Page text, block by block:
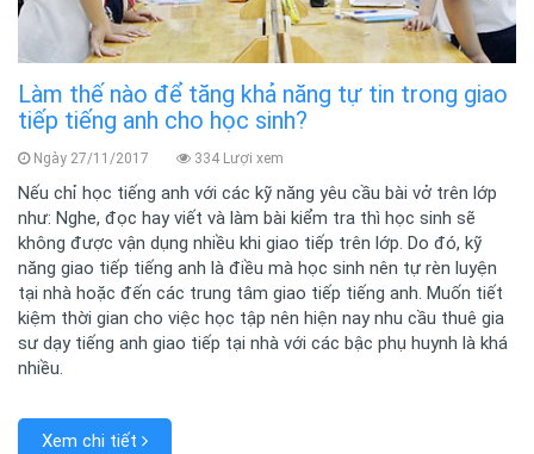
Làm thế nào để tăng khả năng tự tin trong giao
tiếp tiếng anh cho học sinh?
Ngày 27/11/2017 334 Lượi xem
Nếu chỉ học tiếng anh với các kỹ năng yêu cầu bài vở trên lớp
như: Nghe, đọc hay viết và làm bài kiểm tra thì học sinh sẽ
không được vận dụng nhiều khi giao tiếp trên lớp. Do đó, kỹ
năng giao tiếp tiếng anh là điều mà học sinh nên tự rèn luyện
tại nhà hoặc đến các trung tâm giao tiếp tiếng anh. Muốn tiết
kiệm thời gian cho việc học tập nên hiện nay nhu cầu thuê gia
sư dạy tiếng anh giao tiếp tại nhà với các bậc phụ huynh là khá
nhiều.
Xem chi tiết